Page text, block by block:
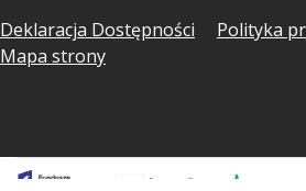
Deklaracja Dostępności
Polityka
Mapa strony